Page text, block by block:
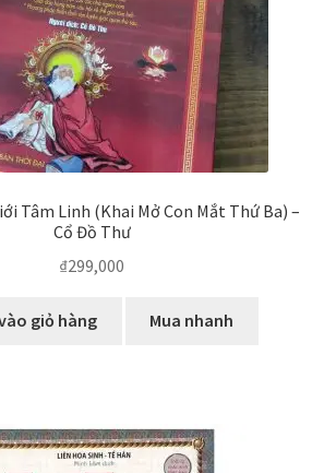
Tâm Linh (Khai Mở Con Mắt Thứ Ba) –
Cổ Đồ Thư
₫299,000
giỏ hàng Mua nhanh